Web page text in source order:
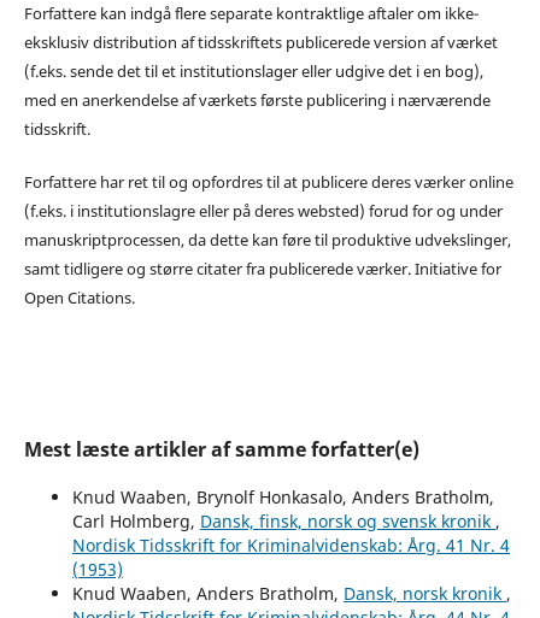
Forfattere kan indgå flere separate kontraktlige aftaler om ikke-
eksklusiv distribution af tidsskriftets publicerede version af værket
(f.eks. sende det til et institutionslager eller udgive det i en bog),
med en anerkendelse af værkets første publicering i nærværende
tidsskrift.
Forfattere har ret til og opfordres til at publicere deres værker online
(f.eks. i institutionslagre eller på deres websted) forud for og under
manuskriptprocessen, da dette kan føre til produktive udvekslinger,
samt tidligere og større citater fra publicerede værker. Initiative for
Open Citations.
Mest læste artikler af samme forfatter(e)
Knud Waaben, Brynolf Honkasalo, Anders Bratholm,
Carl Holmberg, Dansk, finsk, norsk og svensk kronik ,
Nordisk Tidsskrift for Kriminalvidenskab: Årg. 41 Nr. 4
(1953)
Knud Waaben, Anders Bratholm, Dansk, norsk kronik ,